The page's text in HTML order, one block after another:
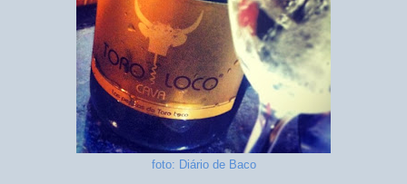
foto: Diário de Baco